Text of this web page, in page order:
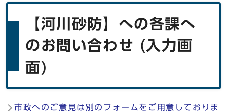
【河川砂防】への各課へ
のお問い合わせ (入力画
面)
市政へのご意見は別のフォームをご用意しておりま